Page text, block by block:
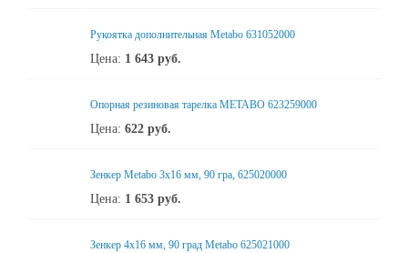
Рукоятка дополнительная Metabo 631052000
Цена: 1 643 руб.
Опорная резиновая тарелка METABO 623259000
Цена: 622 руб.
Зенкер Metabo 3x16 мм, 90 гра, 625020000
Цена: 1 653 руб.
Зенкер 4x16 мм, 90 град Metabo 625021000